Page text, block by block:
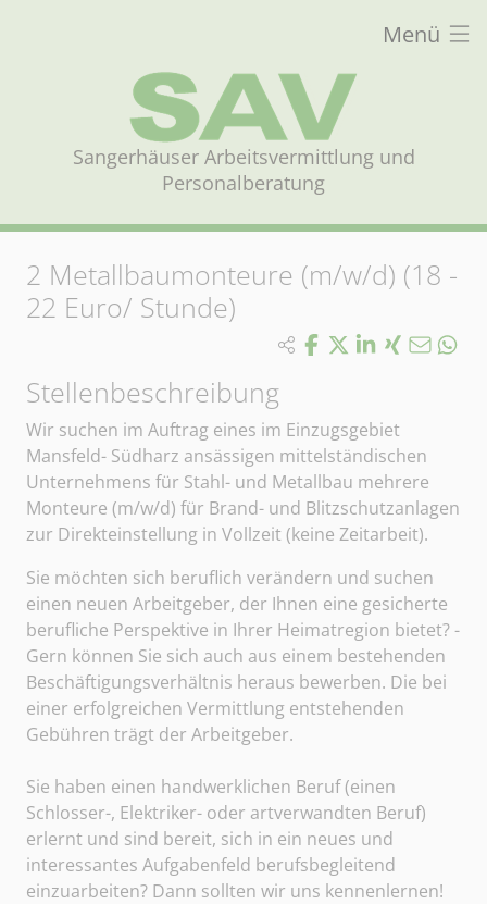
Menü
Sangerhäuser Arbeitsvermittlung und
Personalberatung
2 Metallbaumonteure (m/w/d) (18 -
22 Euro/ Stunde)
Stellenbeschreibung
Wir suchen im Auftrag eines im Einzugsgebiet
Mansfeld- Südharz ansässigen mittelständischen
Unternehmens für Stahl- und Metallbau mehrere
Monteure (m/w/d) für Brand- und Blitzschutzanlagen
zur Direkteinstellung in Vollzeit (keine Zeitarbeit).
Sie möchten sich beruflich verändern und suchen
einen neuen Arbeitgeber, der Ihnen eine gesicherte
berufliche Perspektive in Ihrer Heimatregion bietet? -
Gern können Sie sich auch aus einem bestehenden
Beschäftigungsverhältnis heraus bewerben. Die bei
einer erfolgreichen Vermittlung entstehenden
Gebühren trägt der Arbeitgeber.
Sie haben einen handwerklichen Beruf (einen
Schlosser-, Elektriker- oder artverwandten Beruf)
erlernt und sind bereit, sich in ein neues und
interessantes Aufgabenfeld berufsbegleitend
einzuarbeiten? Dann sollten wir uns kennenlernen!